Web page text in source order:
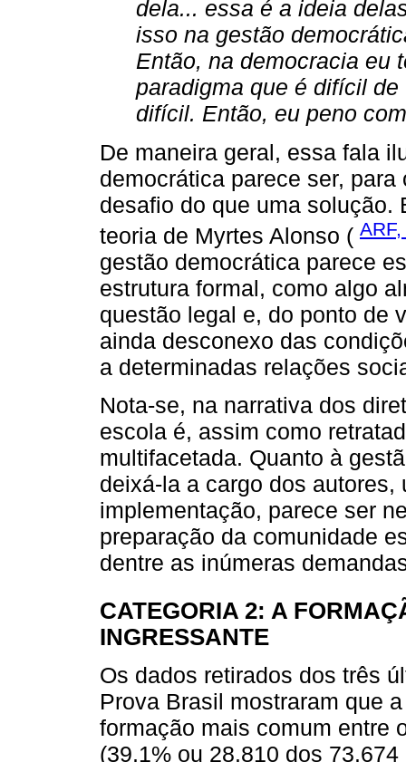
dela... essa é a ideia
isso na gestão
Então, na democracia eu
paradigma que é difícil
difícil. Então, eu peno
De maneira geral, essa fala
democrática parece ser,
desafio do que uma solução.
teoria de Myrtes Alonso (
gestão democrática parece
estrutura formal, como algo
questão legal e, do ponto de
ainda desconexo das
a determinadas relações
Nota-se, na narrativa dos
escola é, assim como
multifacetada. Quanto à
deixá-la a cargo dos autores,
implementação, parece ser
preparação da comunidade
dentre as inúmeras
CATEGORIA 2: A
INGRESSANTE
Os dados retirados dos três
Prova Brasil mostraram que
formação mais comum entre
(39,1% ou 28.810 dos